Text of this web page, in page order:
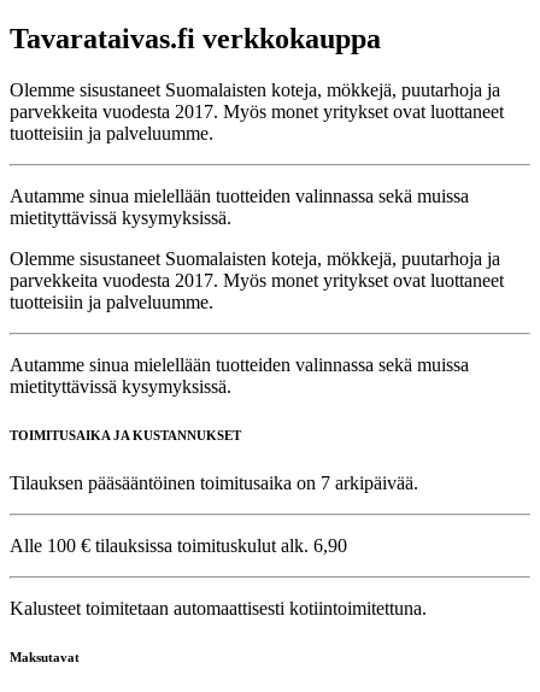
Tavarataivas.fi verkkokauppa
Olemme sisustaneet Suomalaisten koteja, mökkejä, puutarhoja ja
parvekkeita vuodesta 2017. Myös monet yritykset ovat luottaneet
tuotteisiin ja palveluumme.
Autamme sinua mielellään tuotteiden valinnassa sekä muissa
mietityttävissä kysymyksissä.
Olemme sisustaneet Suomalaisten koteja, mökkejä, puutarhoja ja
parvekkeita vuodesta 2017. Myös monet yritykset ovat luottaneet
tuotteisiin ja palveluumme.
Autamme sinua mielellään tuotteiden valinnassa sekä muissa
mietityttävissä kysymyksissä.
TOIMITUSAIKA JA KUSTANNUKSET
Tilauksen pääsääntöinen toimitusaika on 7 arkipäivää.
Alle 100 € tilauksissa toimituskulut alk. 6,90
Kalusteet toimitetaan automaattisesti kotiintoimitettuna.
Maksutavat